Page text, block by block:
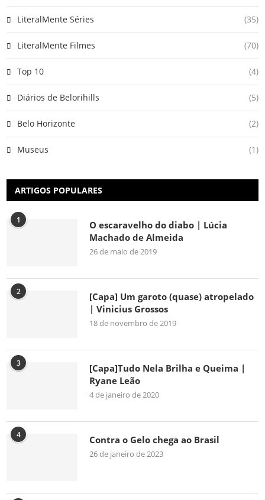
LiteralMente Séries (35)
LiteralMente Filmes (70)
Top 10 (4)
Diários de Belorihills (5)
Belo Horizonte (2)
Museus (1)
ARTIGOS POPULARES
1
O escaravelho do diabo | Lúcia
Machado de Almeida
26 de maio de 2019
2
[Capa] Um garoto (quase) atropelado
| Vinicius Grossos
18 de novembro de 2019
3
[Capa]Tudo Nela Brilha e Queima |
Ryane Leão
4 de janeiro de 2020
4 Contra o Gelo chega ao Brasil
26 de janeiro de 2023